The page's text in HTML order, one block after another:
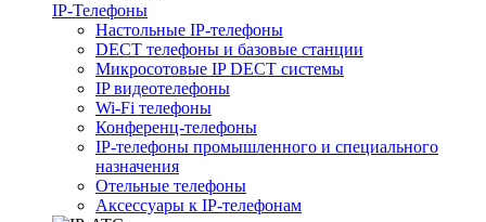
IP-Телефоны
Настольные IP-телефоны
DECT телефоны и базовые станции
Микросотовые IP DECT системы
IP видеотелефоны
Wi-Fi телефоны
Конференц-телефоны
IP-телефоны промышленного и специального
назначения
Отельные телефоны
Аксессуары к IP-телефонам